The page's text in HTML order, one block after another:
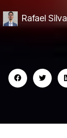
Rafael Silva